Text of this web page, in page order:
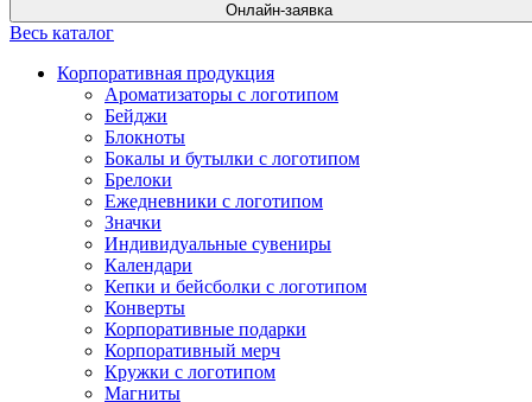
Онлайн-заявка
Весь каталог
Корпоративная продукция
Ароматизаторы с логотипом
Бейджи
Блокноты
Бокалы и бутылки с логотипом
Брелоки
Ежедневники с логотипом
Значки
Индивидуальные сувениры
Календари
Кепки и бейсболки с логотипом
Конверты
Корпоративные подарки
Корпоративный мерч
Кружки с логотипом
Магниты